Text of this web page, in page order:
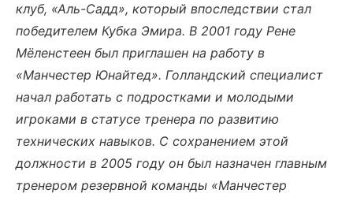
клуб, «Аль-Садд», который впоследствии стал
победителем Кубка Эмира. В 2001 году Рене
Мёленстеен был приглашен на работу в
«Манчестер Юнайтед». Голландский специалист
начал работать с подростками и молодыми
игроками в статусе тренера по развитию
технических навыков. С сохранением этой
должности в 2005 году он был назначен главным
тренером резервной команды «Манчестер